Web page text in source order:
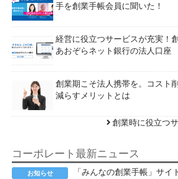
手を創業手帳会員に聞いた！
経営に役立つサービスが充実！
あおぞらネット銀行の法人口座
創業期こそ法人携帯を。コスト
減らすメリットとは
創業時に役立つ
コーポレート最新ニュース
「みんなの創業手帳」サイ